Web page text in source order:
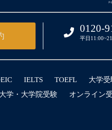
0120-
平日
IELTS TOEFL 大学受
学・大学院受験
オンライン